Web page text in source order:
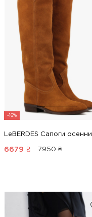
-16%
LeBERDES Сапоги
6679 ₴ 7950 ₴